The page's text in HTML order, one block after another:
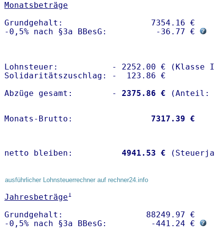
Monatsbeträge
Grundgehalt:                  7354.16 €
-0,5% nach §3a BBesG:          -36.77 €
Lohnsteuer:           - 2252.00 € (Klasse I)
Solidaritätszuschlag: -  123.86 €
Abzüge gesamt:        -
2375.86 €
Monats-Brutto: 7317.39 €
netto bleiben: 4941.53 €
ausführlicher Lohnsteuerrechner auf rechner24.info
Jahresbeträge1
Grundgehalt:                 88249.97 €
-0,5% nach §3a BBesG:         -441.24 €